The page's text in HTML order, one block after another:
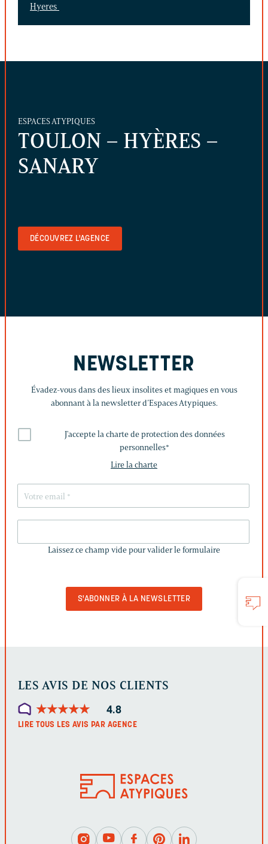
Hyeres
ESPACES ATYPIQUES
TOULON – HYÈRES –
SANARY
DÉCOUVREZ L'AGENCE
NEWSLETTER
Évadez-vous dans des lieux insolites et magiques en vous
abonnant à la newsletter d’Espaces Atypiques.
J'accepte la charte de protection des données
personnelles*
Lire la charte
CHAMP
Laissez ce champ vide pour valider le formulaire
LES AVIS DE NOS CLIENTS
★★★★★
★★★★★ 4.8
LIRE TOUS LES AVIS PAR AGENCE